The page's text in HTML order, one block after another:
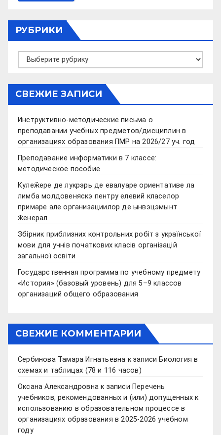
РУБРИКИ
Рубрики
СВЕЖИЕ ЗАПИСИ
Инструктивно-методические письма о
преподавании учебных предметов/дисциплин в
организациях образования ПМР на 2026/27 уч. год
Преподавание информатики в 7 классе:
методическое пособие
Кулеӂере де лукрэрь де евалуаре ориентативе ла
лимба молдовеняскэ пентру елевий класелор
примаре але организациилор де ынвэцэмынт
ӂенерал
Збірник приблизних контрольних робіт з української
мови для учнів початкових класів організацій
загальної освіти
Государственная программа по учебному предмету
«История» (базовый уровень) для 5–9 классов
организаций общего образования
СВЕЖИЕ КОММЕНТАРИИ
Сербинова Тамара Игнатьевна к записи Биология в
схемах и таблицах (78 и 116 часов)
Оксана Александровна к записи Перечень
учебников, рекомендованных и (или) допущенных к
использованию в образовательном процессе в
организациях образования в 2025-2026 учебном
году